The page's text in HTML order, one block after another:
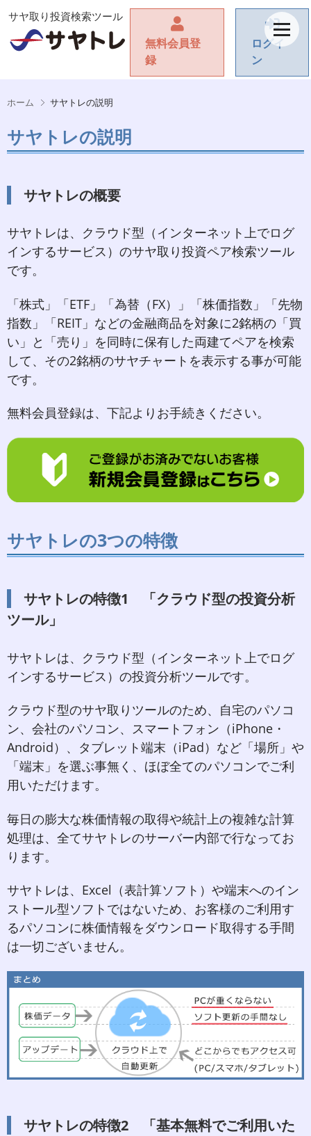
サヤ取り投資検索ツール
無料会員登
録
ログイ
ン
ホーム サヤトレの説明
サヤトレの説明
サヤトレの概要
サヤトレは、クラウド型（インターネット上でログ
インするサービス）のサヤ取り投資ペア検索ツール
です。
「株式」「ETF」「為替（FX）」「株価指数」「先物
指数」「REIT」などの金融商品を対象に2銘柄の「買
い」と「売り」を同時に保有した両建てペアを検索
して、その2銘柄のサヤチャートを表示する事が可能
です。
無料会員登録は、下記よりお手続きください。
サヤトレの3つの特徴
サヤトレの特徴1 「クラウド型の投資分析
ツール」
サヤトレは、クラウド型（インターネット上でログ
インするサービス）の投資分析ツールです。
クラウド型のサヤ取りツールのため、自宅のパソコ
ン、会社のパソコン、スマートフォン（iPhone・
Android）、タブレット端末（iPad）など「場所」や
「端末」を選ぶ事無く、ほぼ全てのパソコンでご利
用いただけます。
毎日の膨大な株価情報の取得や統計上の複雑な計算
処理は、全てサヤトレのサーバー内部で行なってお
ります。
サヤトレは、Excel（表計算ソフト）や端末へのイン
ストール型ソフトではないため、お客様のご利用す
るパソコンに株価情報をダウンロード取得する手間
は一切ございません。
サヤトレの特徴2 「基本無料でご利用いた